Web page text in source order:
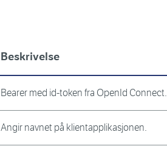
Beskrivelse
Bearer med id-token fra OpenId Connect.
Angir navnet på klientapplikasjonen.